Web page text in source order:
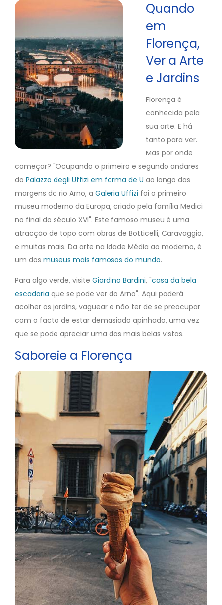
Quando
em
Florença,
Ver a Arte
e Jardins
Florença é
conhecida pela
sua arte. E há
tanto para ver.
Mas por onde
começar? "Ocupando o primeiro e segundo andares
do Palazzo degli Uffizi em forma de U ao longo das
margens do rio Arno, a Galeria Uffizi foi o primeiro
museu moderno da Europa, criado pela família Medici
no final do século XVI". Este famoso museu é uma
atracção de topo com obras de Botticelli, Caravaggio,
e muitas mais. Da arte na Idade Média ao moderno, é
um dos museus mais famosos do mundo.
Para algo verde, visite Giardino Bardini, "casa da bela
escadaria que se pode ver do Arno". Aqui poderá
acolher os jardins, vaguear e não ter de se preocupar
com o facto de estar demasiado apinhado, uma vez
que se pode apreciar uma das mais belas vistas.
Saboreie a Florença